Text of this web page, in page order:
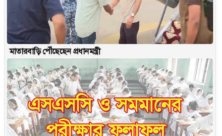
মাতারবাড়ি পৌঁছেছেন প্রধানমন্ত্রী